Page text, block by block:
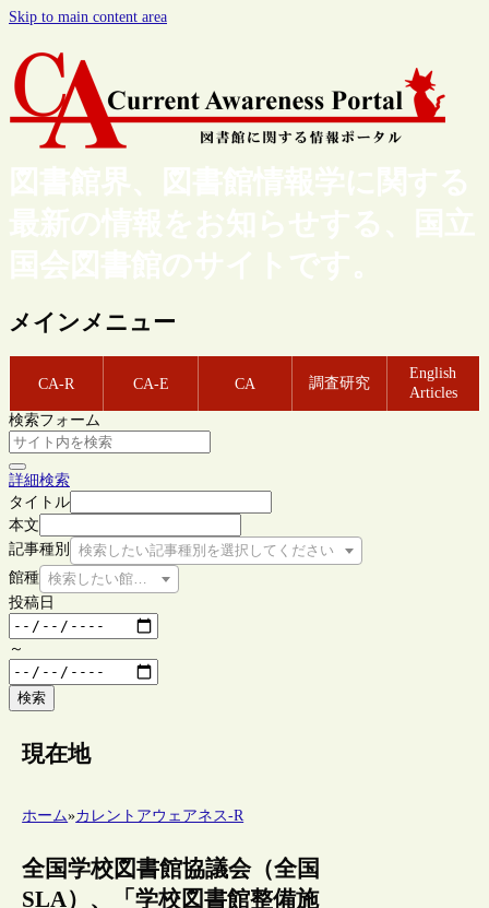
Skip to main content area
図書館界、図書館情報学に関する
最新の情報をお知らせする、国立
国会図書館のサイトです。
メインメニュー
CA-R CA-E CA 調査研究
English
Articles
検索フォーム
詳細検索
タイトル
本文
記事種別
検索したい記事種別を選択してください
館種 検索したい館種を選択してください
投稿日
～
検索
現在地
ホーム»カレントアウェアネス-R
全国学校図書館協議会（全国
SLA）、「学校図書館整備施